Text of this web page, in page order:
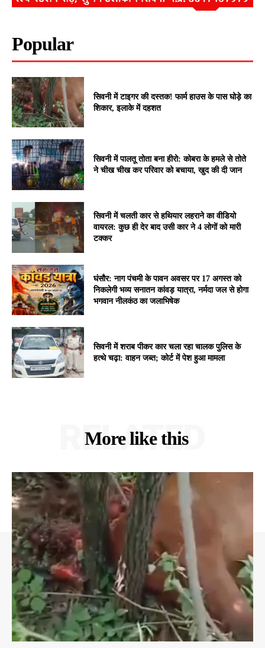
Popular
सिवनी में टाइगर की दस्तक! फार्म हाउस के पास घोड़े का
शिकार, इलाके में दहशत
सिवनी में पालतू तोता बना हीरो: कोबरा के हमले से तोते
ने चीख चीख कर परिवार को बचाया, खुद की दी जान
सिवनी में चलती कार से हथियार लहराने का वीडियो
वायरल: कुछ ही देर बाद उसी कार ने 4 लोगों को मारी
टक्कर
घंसौर: नाग पंचमी के पावन अवसर पर 17 अगस्त को
निकलेगी भव्य सनातन कांवड़ यात्रा, नर्मदा जल से होगा
भगवान नीलकंठ का जलाभिषेक
सिवनी में शराब पीकर कार चला रहा चालक पुलिस के
हत्थे चढ़ा: वाहन जब्त; कोर्ट में पेश हुआ मामला
More like this
RELATED